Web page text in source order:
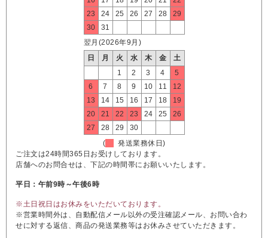
23
24 25 26 27 28
29
30
31
翌月(2026年9月)
日
月 火 水 木 金
土
1
2 3 4
5
6
7 8 9 10 11
12
13
14 15 16 17 18
19
20
21 22 23 24 25
26
27
28 29
30
(
発送業務休日)
ご注文は24時間365日お受けしております。
店舗へのお問合せは、下記の時間帯にお願いいたします。
平日：午前9時～午後6時
※土日祝日はお休みをいただいております。
※営業時間外は、自動配信メール以外の受注確認メール、お問い合わ
せに対する返信、商品の発送業務等はお休みさせていただきます。